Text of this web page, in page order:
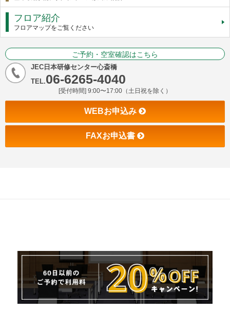
フロア紹介
フロアマップをご覧ください
ご予約・空室確認はこちら
JEC日本研修センター心斎橋
TEL.06-6265-4040
[受付時間] 9:00〜17:00（土日祝を除く）
WEBお申込み
FAXお申込書